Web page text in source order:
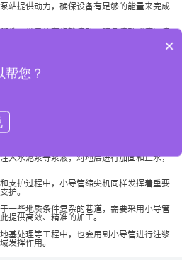
提供动力，确保设备有足够的能量来完成
，常见的有齿轮传动、链条传动或液压传
用于钢管，实现缩尖成型。
停止、加工速度、压力等参数，有的还具
头机的应用领域
入水泥浆等浆液，对地层进行加固和止水，
护过程中，小导管缩尖机同样发挥着重要
护。
些地质条件复杂的巷道，需要采用小导管
提供高效、精准的加工。
处理等工程中，也会用到小导管进行注浆
发挥作用。
×
您？